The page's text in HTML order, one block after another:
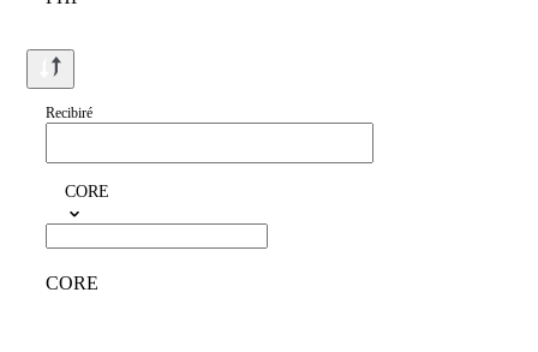
Recibiré
CORE
CORE